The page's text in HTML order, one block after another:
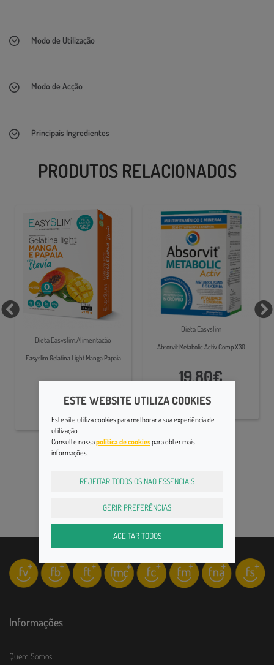
Modo de Utilização
Modo de Acção
Principais Ingredientes
PRODUTOS RELACIONADOS
Dieta Easyslim,Alimentação
Easyslim Gelatina Light Manga Papaia
2,25€
Dieta Easyslim
Absorvit Metabolic Activ Comp X30
19,80€
Informações
Quem Somos
ESTE WEBSITE UTILIZA COOKIES
Este site utiliza cookies para melhorar a sua experiência de
utilização.
Consulte nossapolítica de cookiespara obter mais
informações.
REJEITAR TODOS OS NÃO ESSENCIAIS
GERIR PREFERÊNCIAS
ACEITAR TODOS